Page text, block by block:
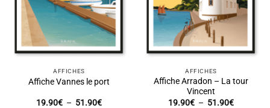
AFFICHES
Affiche Vannes le port
19.90€ – 51.90€Plage
AFFICHES
Affiche Arradon – La tour
Vincent
19.90€ – 51.90€Plage